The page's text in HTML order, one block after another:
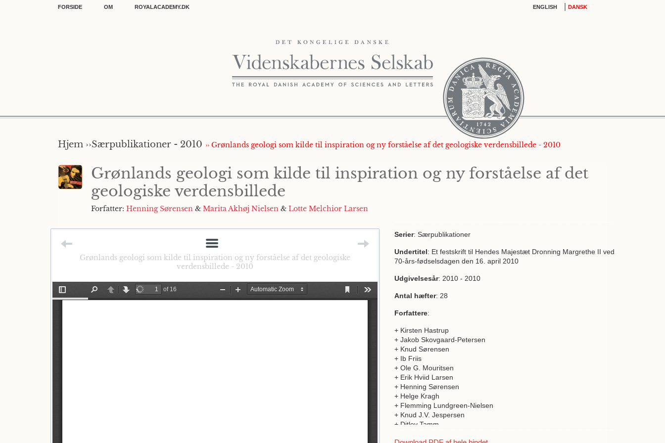
FORSIDE OM ROYALACADEMY.DK ENGLISH DANSK
Hjem ››Særpublikationer - 2010 ›› Grønlands geologi som kilde til inspiration og ny forståelse af det geologiske verdensbillede - 2010
Grønlands geologi som kilde til inspiration og ny forståelse af det
geologiske verdensbillede
Forfatter: Henning Sørensen & Marita Akhøj Nielsen & Lotte Melchior Larsen
Grønlands geologi som kilde til inspiration og ny forståelse af det geologiske
verdensbillede - 2010
Serier: Særpublikationer
Undertitel: Et festskrift til Hendes Majestæt Dronning Margrethe II ved
70-års-fødselsdagen den 16. april 2010
Udgivelsesår: 2010 - 2010
Antal hæfter: 28
Forfattere:
+ Kirsten Hastrup
+ Jakob Skovgaard-Petersen
+ Knud Sørensen
+ Ib Friis
+ Ole G. Mouritsen
+ Erik Hviid Larsen
+ Henning Sørensen
+ Helge Kragh
+ Flemming Lundgreen-Nielsen
+ Knud J.V. Jespersen
+ Ditlev Tamm